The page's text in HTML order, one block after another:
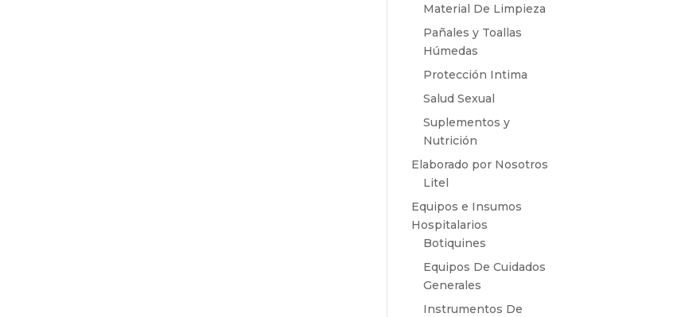
Material De Limpieza
Pañales y Toallas
Húmedas
Protección Intima
Salud Sexual
Suplementos y
Nutrición
Elaborado por Nosotros
Litel
Equipos e Insumos
Hospitalarios
Botiquines
Equipos De Cuidados
Generales
Instrumentos De